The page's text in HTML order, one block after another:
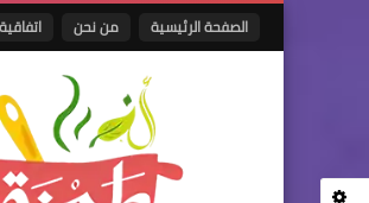
الصفحة الرئيسية من نحن